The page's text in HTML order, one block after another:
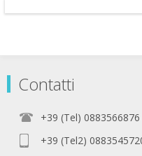
Contatti
+39 (Tel) 0883566876
+39 (Tel2)